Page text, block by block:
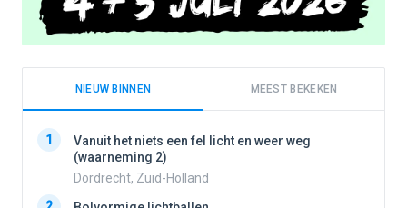
NIEUW BINNEN MEEST BEKEKEN
1
Vanuit het niets een fel licht en weer weg
(waarneming 2)
Dordrecht, Zuid-Holland